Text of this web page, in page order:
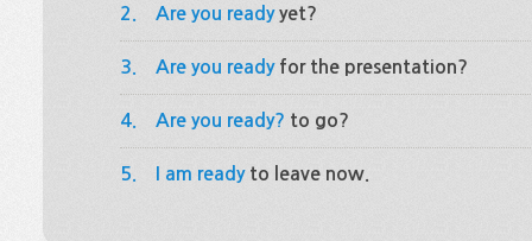
2. Are you readyyet?
3. Are you readyfor the presentation?
4. Are you ready? to go?
5. I am readyto leave now.